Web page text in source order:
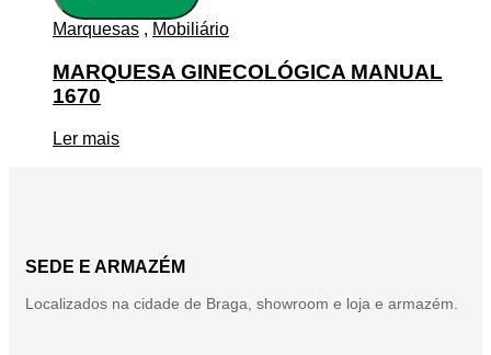
Marquesas , Mobiliário
MARQUESA GINECOLÓGICA MANUAL
1670
Ler mais
SEDE E ARMAZÉM
Localizados na cidade de Braga, showroom e loja e armazém.